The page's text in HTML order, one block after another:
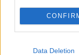
Data Deletion
νομοθετημένο
δώρων εορτών
και η
ρυθμίσεις